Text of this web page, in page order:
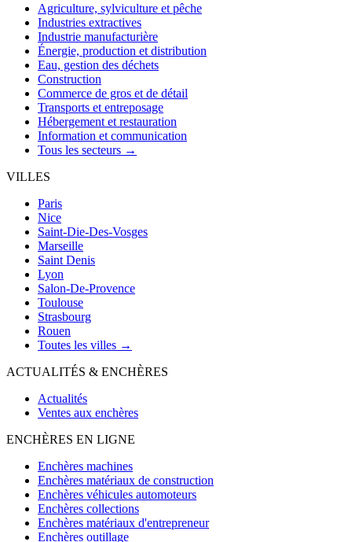
Agriculture, sylviculture et pêche
Industries extractives
Industrie manufacturière
Énergie, production et distribution
Eau, gestion des déchets
Construction
Commerce de gros et de détail
Transports et entreposage
Hébergement et restauration
Information et communication
Tous les secteurs →
VILLES
Paris
Nice
Saint-Die-Des-Vosges
Marseille
Saint Denis
Lyon
Salon-De-Provence
Toulouse
Strasbourg
Rouen
Toutes les villes →
ACTUALITÉS & ENCHÈRES
Actualités
Ventes aux enchères
ENCHÈRES EN LIGNE
Enchères machines
Enchères matériaux de construction
Enchères véhicules automoteurs
Enchères collections
Enchères matériaux d'entrepreneur
Enchères outillage